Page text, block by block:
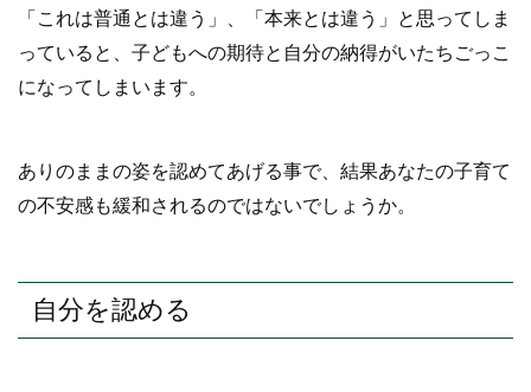
「これは普通とは違う」、「本来とは違う」と思ってしま
っていると、子どもへの期待と自分の納得がいたちごっこ
になってしまいます。
ありのままの姿を認めてあげる事で、結果あなたの子育て
の不安感も緩和されるのではないでしょうか。
自分を認める